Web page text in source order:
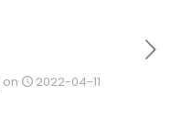
on 2022-04-11